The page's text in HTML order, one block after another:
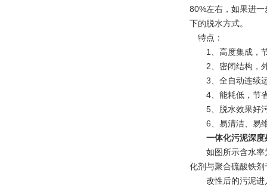
80%左右，如果进
下的脱水方式。
特点：
1、高度集成，节
2、密闭结构，
3、全自动连续运
4、能耗低，节
5、脱水效果好污
6、易清洁、易
一体化污泥深度
如图所示含水率为
化剂与聚合硫酸铁
改性后的污泥进入